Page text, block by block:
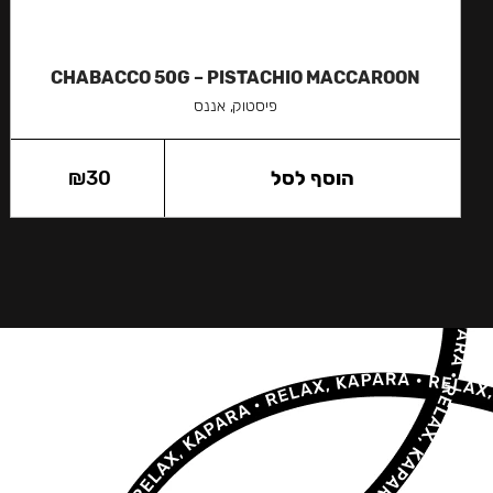
CHABACCO 50G – PISTACHIO MACCAROON
פיסטוק, אננס
₪30 הוסף לסל